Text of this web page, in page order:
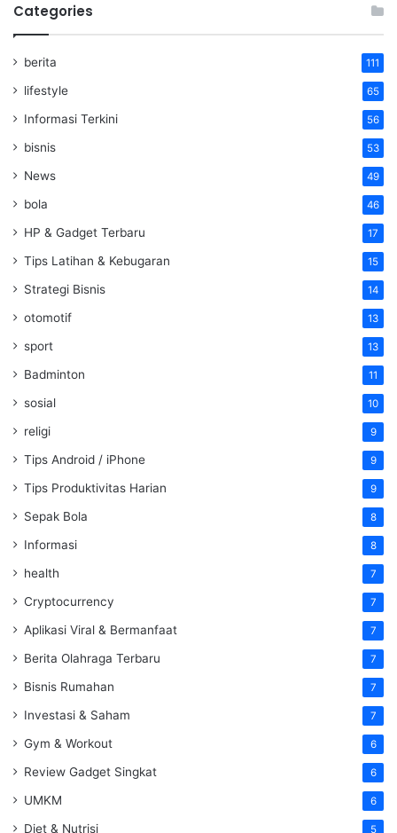
Categories
berita 111
lifestyle 65
Informasi Terkini 56
bisnis 53
News 49
bola 46
HP & Gadget Terbaru 17
Tips Latihan & Kebugaran 15
Strategi Bisnis 14
otomotif 13
sport 13
Badminton 11
sosial 10
religi 9
Tips Android / iPhone 9
Tips Produktivitas Harian 9
Sepak Bola 8
Informasi 8
health 7
Cryptocurrency 7
Aplikasi Viral & Bermanfaat 7
Berita Olahraga Terbaru 7
Bisnis Rumahan 7
Investasi & Saham 7
Gym & Workout 6
Review Gadget Singkat 6
UMKM 6
Diet & Nutrisi 5